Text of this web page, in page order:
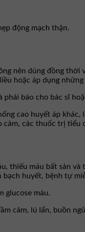
động mạch thận.
nên dùng đồng
hoặc áp dụng
báo cho bác sĩ
cao huyết áp
cảm, các thuốc trị
thiếu máu bất sản
bạch huyết, bệnh tự
glucose máu.
cảm, lú lẩn, buồn